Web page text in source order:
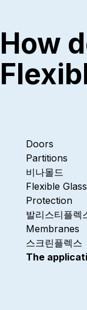
How
Doors
Partitions
비나몰드
Flexible Glass
Protection
발리스티플렉
Membranes
스크린플렉스
The